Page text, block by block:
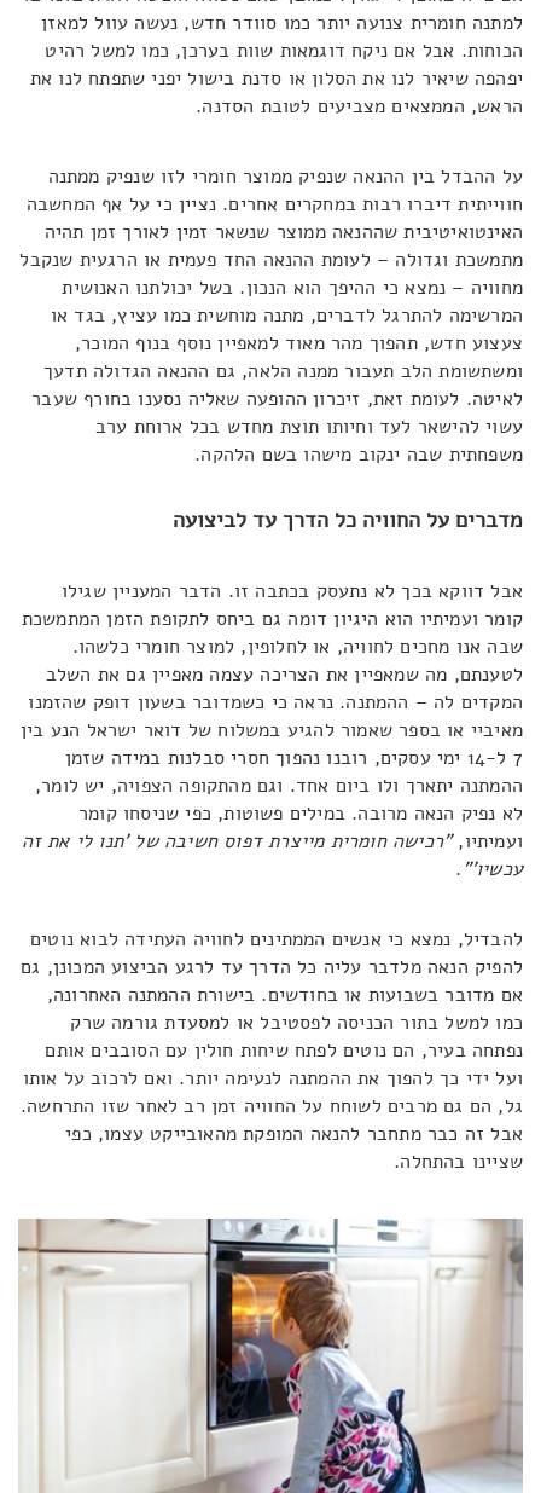
למתנה חומרית צנועה יותר כמו סוודר חדש, נעשה עוול למאזן
הכוחות. אבל אם ניקח דוגמאות שוות בערכן, כמו למשל רהיט
יפהפה שיאיר לנו את הסלון או סדנת בישול יפני שתפתח לנו את
הראש, הממצאים מצביעים לטובת הסדנה.
על ההבדל בין ההנאה שנפיק ממוצר חומרי לזו שנפיק ממתנה
חווייתית דיברו רבות במחקרים אחרים. נציין כי על אף המחשבה
האינטואיטיבית שההנאה ממוצר שנשאר זמין לאורך זמן תהיה
מתמשכת וגדולה – לעומת ההנאה החד פעמית או הרגעית שנקבל
מחוויה – נמצא כי ההיפך הוא הנכון. בשל יכולתנו האנושית
המרשימה להתרגל לדברים, מתנה מוחשית כמו עציץ, בגד או
צעצוע חדש, תהפוך מהר מאוד למאפיין נוסף בנוף המוכר,
ומשתשומת הלב תעבור ממנה הלאה, גם ההנאה הגדולה תדעך
לאיטה. לעומת זאת, זיכרון ההופעה שאליה נסענו בחורף שעבר
עשוי להישאר לעד וחיותו תוצת מחדש בכל ארוחת ערב
משפחתית שבה ינקוב מישהו בשם הלהקה.
מדברים על החוויה כל הדרך עד לביצועה
אבל דווקא בכך לא נתעסק בכתבה זו. הדבר המעניין שגילו
קומר ועמיתיו הוא היגיון דומה גם ביחס לתקופת הזמן המתמשכת
שבה אנו מחכים לחוויה, או לחלופין, למוצר חומרי כלשהו.
לטענתם, מה שמאפיין את הצריכה עצמה מאפיין גם את השלב
המקדים לה – ההמתנה. נראה כי כשמדובר בשעון דופק שהזמנו
מאיביי או בספר שאמור להגיע במשלוח של דואר ישראל הנע בין
7 ל-14 ימי עסקים, רובנו נהפוך חסרי סבלנות במידה שזמן
ההמתנה יתארך ולו ביום אחד. וגם מהתקופה הצפויה, יש לומר,
לא נפיק הנאה מרובה. במילים פשוטות, כפי שניסחו קומר
ועמיתיו,"רכישה חומרית מייצרת דפוס חשיבה של 'תנו לי את זה
עכשיו'".
להבדיל, נמצא כי אנשים הממתינים לחוויה העתידה לבוא נוטים
להפיק הנאה מלדבר עליה כל הדרך עד לרגע הביצוע המכונן, גם
אם מדובר בשבועות או בחודשים. בישורת ההמתנה האחרונה,
כמו למשל בתור הכניסה לפסטיבל או למסעדת גורמה שרק
נפתחה בעיר, הם נוטים לפתח שיחות חולין עם הסובבים אותם
ועל ידי כך להפוך את ההמתנה לנעימה יותר. ואם לרכוב על אותו
גל, הם גם מרבים לשוחח על החוויה זמן רב לאחר שזו התרחשה.
אבל זה כבר מתחבר להנאה המופקת מהאובייקט עצמו, כפי
שציינו בהתחלה.